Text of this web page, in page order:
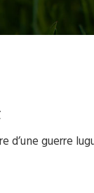
d’une